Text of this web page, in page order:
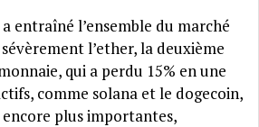
entraîné l’ensemble du marché
l’ether, la deuxième
qui a perdu 15% en une
comme solana et le dogecoin,
encore plus importantes,